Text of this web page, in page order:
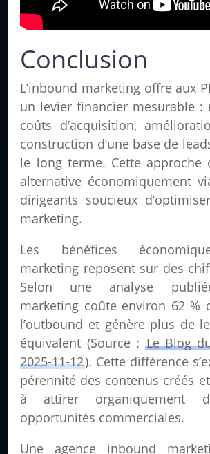
Conclusion
L’inbound marketing offre aux
un levier financier mesurable :
coûts d’acquisition,
construction d’une base de
le long terme. Cette approche
alternative économiquement
dirigeants soucieux
marketing.
Les bénéfices
marketing reposent sur des
Selon une analyse
marketing coûte environ 62 %
l’outbound et génère plus de
équivalent (Source :Le Blog
2025-11-12). Cette différence
pérennité des contenus créés
à attirer organiquement
opportunités commerciales.
Une agence inbound